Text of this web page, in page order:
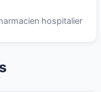
hospitalier